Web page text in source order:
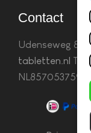
Contact
Udenseweg 8B
tabletten.nl